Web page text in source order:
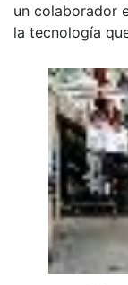
un colaborador
la tecnología